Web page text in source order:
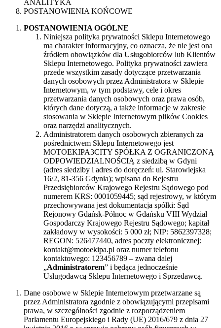
ANALITYKA
POSTANOWIENIA KOŃCOWE
POSTANOWIENIA OGÓLNE
Niniejsza polityka prywatności Sklepu Internetowego
ma charakter informacyjny, co oznacza, że nie jest ona
źródłem obowiązków dla Usługobiorców lub Klientów
Sklepu Internetowego. Polityka prywatności zawiera
przede wszystkim zasady dotyczące przetwarzania
danych osobowych przez Administratora w Sklepie
Internetowym, w tym podstawy, cele i okres
przetwarzania danych osobowych oraz prawa osób,
których dane dotyczą, a także informacje w zakresie
stosowania w Sklepie Internetowym plików Cookies
oraz narzędzi analitycznych.
Administratorem danych osobowych zbieranych za
pośrednictwem Sklepu Internetowego jest
MOTOEKIPA3CITY SPÓŁKA Z OGRANICZONĄ
ODPOWIEDZIALNOŚCIĄ z siedzibą w Gdyni
(adres siedziby i adres do doręczeń: ul. Starowiejska
16/2, 81-356 Gdynia); wpisana do Rejestru
Przedsiębiorców Krajowego Rejestru Sądowego pod
numerem KRS: 0001059445; sąd rejestrowy, w którym
przechowywana jest dokumentacja spółki: Sąd
Rejonowy Gdańsk-Północ w Gdańsku VIII Wydział
Gospodarczy Krajowego Rejestru Sądowego; kapitał
zakładowy w wysokości: 5 000 zł; NIP: 5862397328;
REGON: 526477440, adres poczty elektronicznej:
kontakt@motoekipa.pl oraz numer telefonu
kontaktowego: 123456789 – zwana dalej
„Administratorem” i będąca jednocześnie
Usługodawcą Sklepu Internetowego i Sprzedawcą.
Dane osobowe w Sklepie Internetowym przetwarzane są
przez Administratora zgodnie z obowiązującymi przepisami
prawa, w szczególności zgodnie z rozporządzeniem
Parlamentu Europejskiego i Rady (UE) 2016/679 z dnia 27